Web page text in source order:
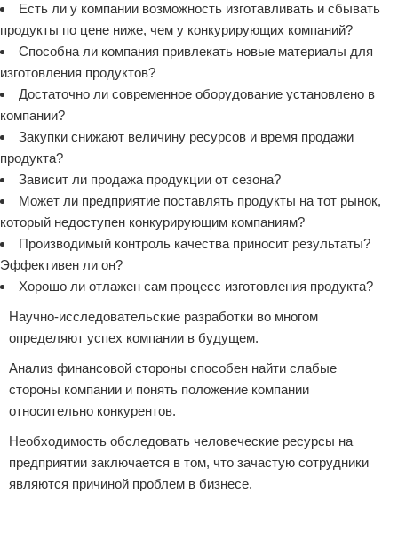
Есть ли у компании возможность изготавливать и сбывать
продукты по цене ниже, чем у конкурирующих компаний?
Способна ли компания привлекать новые материалы для
изготовления продуктов?
Достаточно ли современное оборудование установлено в
компании?
Закупки снижают величину ресурсов и время продажи
продукта?
Зависит ли продажа продукции от сезона?
Может ли предприятие поставлять продукты на тот рынок,
который недоступен конкурирующим компаниям?
Производимый контроль качества приносит результаты?
Эффективен ли он?
Хорошо ли отлажен сам процесс изготовления продукта?
Научно-исследовательские разработки во многом
определяют успех компании в будущем.
Анализ финансовой стороны способен найти слабые
стороны компании и понять положение компании
относительно конкурентов.
Необходимость обследовать человеческие ресурсы на
предприятии заключается в том, что зачастую сотрудники
являются причиной проблем в бизнесе.